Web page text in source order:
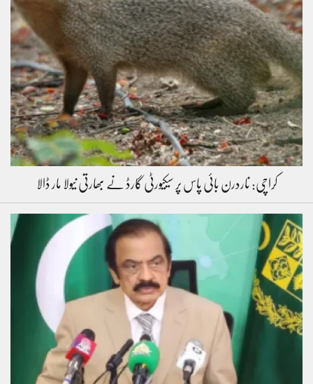
کراچی: ناردرن بائی پاس پر سیکیورٹی گارڈ نے بھارتی نیولا مار ڈالا